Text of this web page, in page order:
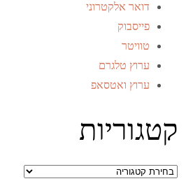
דואר אלקטרוני
פייסבוק
טוויטר
ערוץ טלגרם
ערוץ ואטסאפ
קטגוריות
קטגוריות